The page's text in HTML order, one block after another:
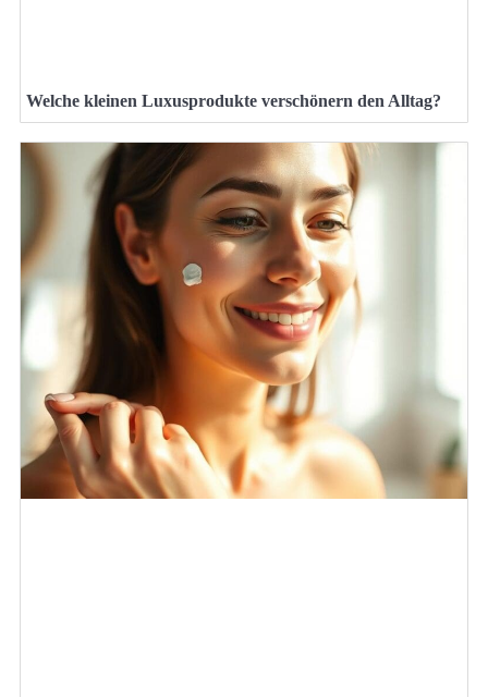
Welche kleinen Luxusprodukte verschönern den Alltag?